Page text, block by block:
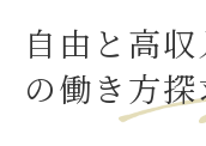
自由と高
の働き方